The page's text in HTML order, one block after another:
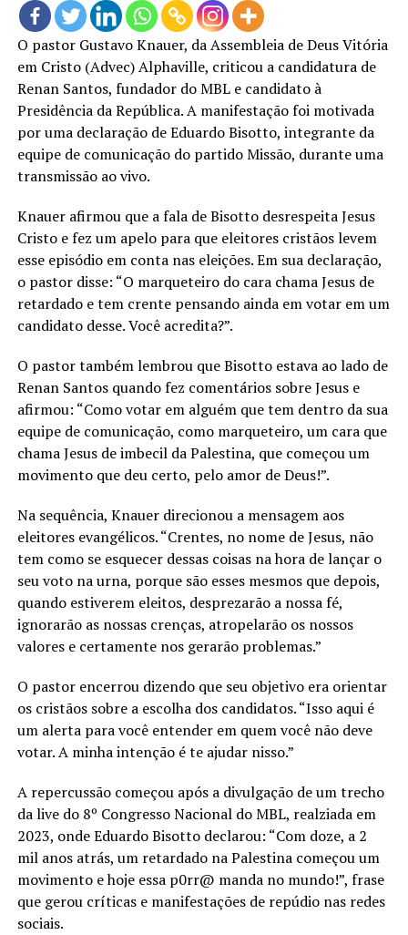
O pastor Gustavo Knauer, da Assembleia de Deus Vitória
em Cristo (Advec) Alphaville, criticou a candidatura de
Renan Santos, fundador do MBL e candidato à
Presidência da República. A manifestação foi motivada
por uma declaração de Eduardo Bisotto, integrante da
equipe de comunicação do partido Missão, durante uma
transmissão ao vivo.
Knauer afirmou que a fala de Bisotto desrespeita Jesus
Cristo e fez um apelo para que eleitores cristãos levem
esse episódio em conta nas eleições. Em sua declaração,
o pastor disse: “O marqueteiro do cara chama Jesus de
retardado e tem crente pensando ainda em votar em um
candidato desse. Você acredita?”.
O pastor também lembrou que Bisotto estava ao lado de
Renan Santos quando fez comentários sobre Jesus e
afirmou: “Como votar em alguém que tem dentro da sua
equipe de comunicação, como marqueteiro, um cara que
chama Jesus de imbecil da Palestina, que começou um
movimento que deu certo, pelo amor de Deus!”.
Na sequência, Knauer direcionou a mensagem aos
eleitores evangélicos. “Crentes, no nome de Jesus, não
tem como se esquecer dessas coisas na hora de lançar o
seu voto na urna, porque são esses mesmos que depois,
quando estiverem eleitos, desprezarão a nossa fé,
ignorarão as nossas crenças, atropelarão os nossos
valores e certamente nos gerarão problemas.”
O pastor encerrou dizendo que seu objetivo era orientar
os cristãos sobre a escolha dos candidatos. “Isso aqui é
um alerta para você entender em quem você não deve
votar. A minha intenção é te ajudar nisso.”
A repercussão começou após a divulgação de um trecho
da live do 8º Congresso Nacional do MBL, realziada em
2023, onde Eduardo Bisotto declarou: “Com doze, a 2
mil anos atrás, um retardado na Palestina começou um
movimento e hoje essa p0rr@ manda no mundo!”, frase
que gerou críticas e manifestações de repúdio nas redes
sociais.